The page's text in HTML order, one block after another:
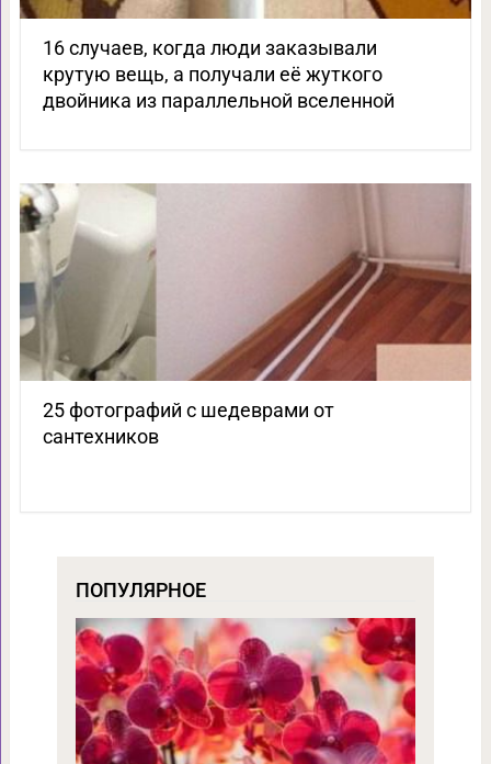
16 случаев, когда люди заказывали
крутую вещь, а получали её жуткого
двойника из параллельной вселенной
25 фотографий с шедеврами от
сантехников
ПОПУЛЯРНОЕ